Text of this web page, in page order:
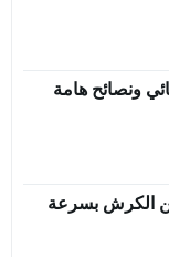
ونصائح هامة
الكرش بسرعة